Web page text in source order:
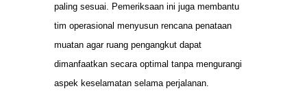
paling sesuai. Pemeriksaan ini juga membantu
tim operasional menyusun rencana penataan
muatan agar ruang pengangkut dapat
dimanfaatkan secara optimal tanpa mengurangi
aspek keselamatan selama perjalanan.